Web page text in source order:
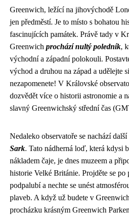
Greenwich, ležící na jihovýchodě
jen předměstí. Je to místo s bohatou
fascinujících památek. Právě tady v
Greenwich prochází nultý poledník,
východní a západní polokouli.
východ a druhou na západ a udělejte
nezapomenete! V Královské
dozvědět více o historii astronomie a
slavný Greenwichský střední čas
Nedaleko observatoře se nachází
Sark. Tato nádherná loď, která kdysi
nákladem čaje, je dnes muzeem a
historie Velké Británie. Projděte se po
podpalubí a nechte se unést
plaveb. A když už budete v
procházku krásným Greenwich